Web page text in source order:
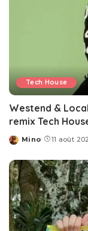
Tech House
Westend &
remix Tech
Posted
Mino 11 août